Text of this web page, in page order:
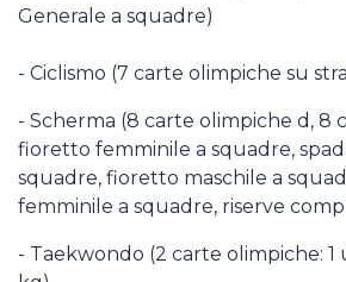
Generale a squadre)
- Ciclismo (7 carte olimpiche su
- Scherma (8 carte olimpiche d, 8
fioretto femminile a squadre,
squadre, fioretto maschile a
femminile a squadre, riserve
- Taekwondo (2 carte olimpiche: 1